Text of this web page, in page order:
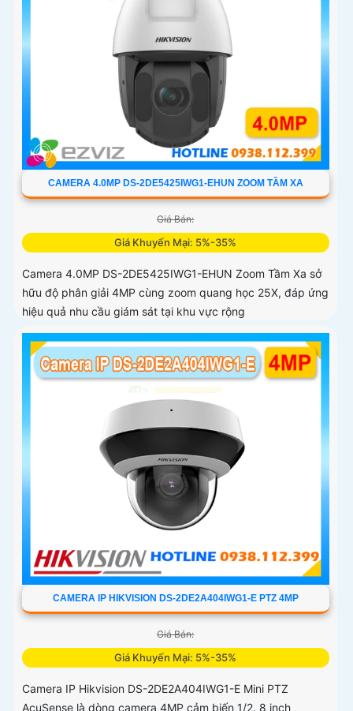
CAMERA 4.0MP DS-2DE5425IWG1-EHUN ZOOM TẦM XA
Giá Bán:
Giá Khuyến Mại: 5%-35%
Camera 4.0MP DS-2DE5425IWG1-EHUN Zoom Tầm Xa sở
hữu độ phân giải 4MP cùng zoom quang học 25X, đáp ứng
hiệu quả nhu cầu giám sát tại khu vực rộng
CAMERA IP HIKVISION DS-2DE2A404IWG1-E PTZ 4MP
Giá Bán:
Giá Khuyến Mại: 5%-35%
Camera IP Hikvision DS-2DE2A404IWG1-E Mini PTZ
AcuSense là dòng camera 4MP cảm biến 1/2. 8 inch